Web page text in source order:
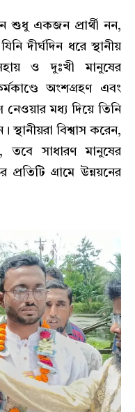
শুধু একজন প্রার্থী নন,
দীর্ঘদিন ধরে স্থানীয়
ও দুঃখী মানুষের
অংশগ্রহণ এবং
মধ্য দিয়ে তিনি
বিশ্বাস করেন,
তবে সাধারণ মানুষের
গ্রামে উন্নয়নের